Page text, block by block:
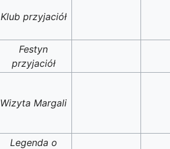
Klub przyjaciół
Festyn
przyjaciół
Wizyta Margali
Legenda o